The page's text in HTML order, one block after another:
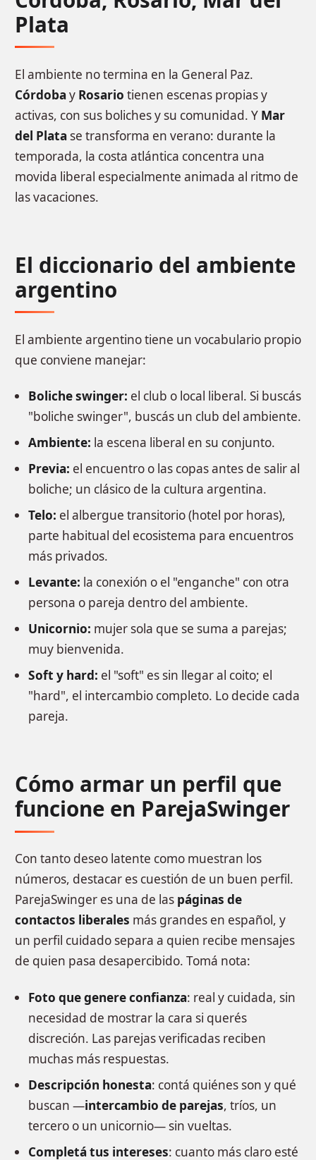
Plata
El ambiente no termina en la General Paz.
Córdobay Rosario tienen escenas propias y
activas, con sus boliches y su comunidad. Y Mar
del Platase transforma en verano: durante la
temporada, la costa atlántica concentra una
movida liberal especialmente animada al ritmo de
las vacaciones.
El diccionario del ambiente
argentino
El ambiente argentino tiene un vocabulario propio
que conviene manejar:
Boliche swinger: el club o local liberal. Si buscás
"boliche swinger", buscás un club del ambiente.
Ambiente: la escena liberal en su conjunto.
Previa: el encuentro o las copas antes de salir al
boliche; un clásico de la cultura argentina.
Telo: el albergue transitorio (hotel por horas),
parte habitual del ecosistema para encuentros
más privados.
Levante: la conexión o el "enganche" con otra
persona o pareja dentro del ambiente.
Unicornio: mujer sola que se suma a parejas;
muy bienvenida.
Soft y hard: el "soft" es sin llegar al coito; el
"hard", el intercambio completo. Lo decide cada
pareja.
Cómo armar un perfil que
funcione en ParejaSwinger
Con tanto deseo latente como muestran los
números, destacar es cuestión de un buen perfil.
ParejaSwinger es una de las páginas de
contactos liberales más grandes en español, y
un perfil cuidado separa a quien recibe mensajes
de quien pasa desapercibido. Tomá nota:
Foto que genere confianza: real y cuidada, sin
necesidad de mostrar la cara si querés
discreción. Las parejas verificadas reciben
muchas más respuestas.
Descripción honesta: contá quiénes son y qué
buscan —intercambio de parejas, tríos, un
tercero o un unicornio— sin vueltas.
Completá tus intereses: cuanto más claro esté